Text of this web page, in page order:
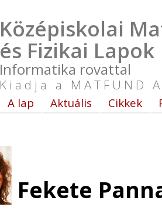
Középiskolai
és Fizikai Lapok
Informatika rovattal
Kiadja a MATFUND
A lap Aktuális Cikkek
Fekete